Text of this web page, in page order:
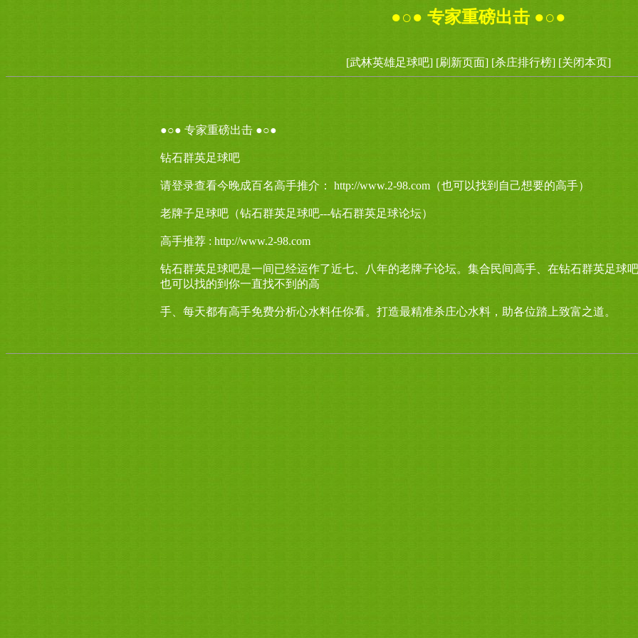
●○● 专家重磅出击 ●○●
[武林英雄足球吧] [刷新页面] [杀庄排行榜] [关闭本页]
●○● 专家重磅出击 ●○●
钻石群英足球吧
请登录查看今晚成百名高手推介： http://www.2-98.com（也可以找到自己想要的高手）
老牌子足球吧（钻石群英足球吧---钻石群英足球论坛）
高手推荐 : http://www.2-98.com
钻石群英足球吧是一间已经运作了近七、八年的老牌子论坛。集合民间高手、在钻石群英足球吧
也可以找的到你一直找不到的高
手、每天都有高手免费分析心水料任你看。打造最精准杀庄心水料，助各位踏上致富之道。